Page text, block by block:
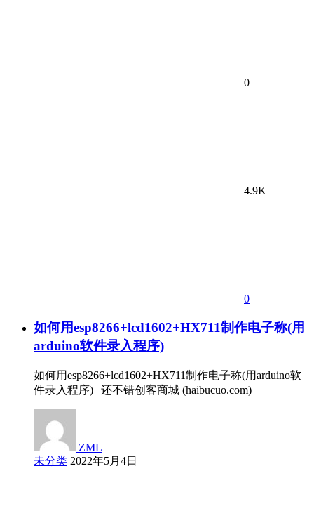
0
4.9K
0
如何用esp8266+lcd1602+HX711制作电子称(用
arduino软件录入程序)
如何用esp8266+lcd1602+HX711制作电子称(用arduino软
件录入程序) | 还不错创客商城 (haibucuo.com)
ZML
未分类 2022年5月4日